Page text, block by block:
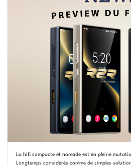
La hifi compacte et nomade est en pleine
Longtemps considérés comme de simples